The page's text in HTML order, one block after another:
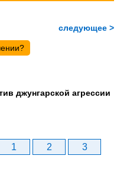
следующее >
джунгарской агрессии
1 2
3